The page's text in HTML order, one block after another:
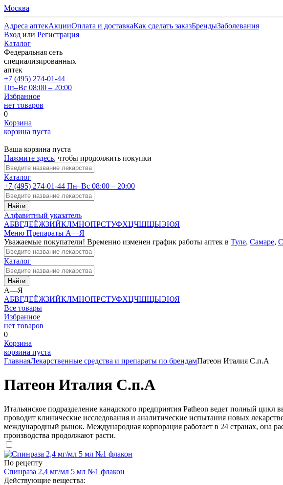
Москва
Адреса аптекАкцииОплата и доставкаКак сделать заказБрендыЗаболевания
Вход или Регистрация
Каталог
Федеральная сеть
специализированных
аптек
+7 (495) 274-01-44
Пн–Вс 08:00 – 20:00
Избранное
нет товаров
0
Корзина
корзина пуста
Ваша корзина пуста
Нажмите здесь, чтобы продолжить покупки
Каталог
+7 (495) 274-01-44 Пн–Вс 08:00 – 20:00
Найти
Алфавитный указатель
АБВГДЕЁЖЗИЙКЛМНОПРСТУФХЦЧШЩЫЭЮЯ
Меню Препараты А—Я
Уважаемые покупатели! Временно изменен график работы аптек в Туле, Самаре,
Каталог
Найти
А—Я
АБВГДЕЁЖЗИЙКЛМНОПРСТУФХЦЧШЩЫЭЮЯ
Все товары
Избранное
нет товаров
0
Корзина
корзина пуста
ГлавнаяЛекарственные средства и препараты по брендамПатеон Италия С.п.А
Патеон Италия С.п.А
Итальянское подразделение канадского предприятия Patheon ведет полный
проводит клинические исследования и аналитические испытания новых
международный рынок. Международная корпорация работает в 24 странах, она
производства продолжают расти.
По рецепту
Спинраза 2,4 мг/мл 5 мл №1 флакон
Действующие вещества: